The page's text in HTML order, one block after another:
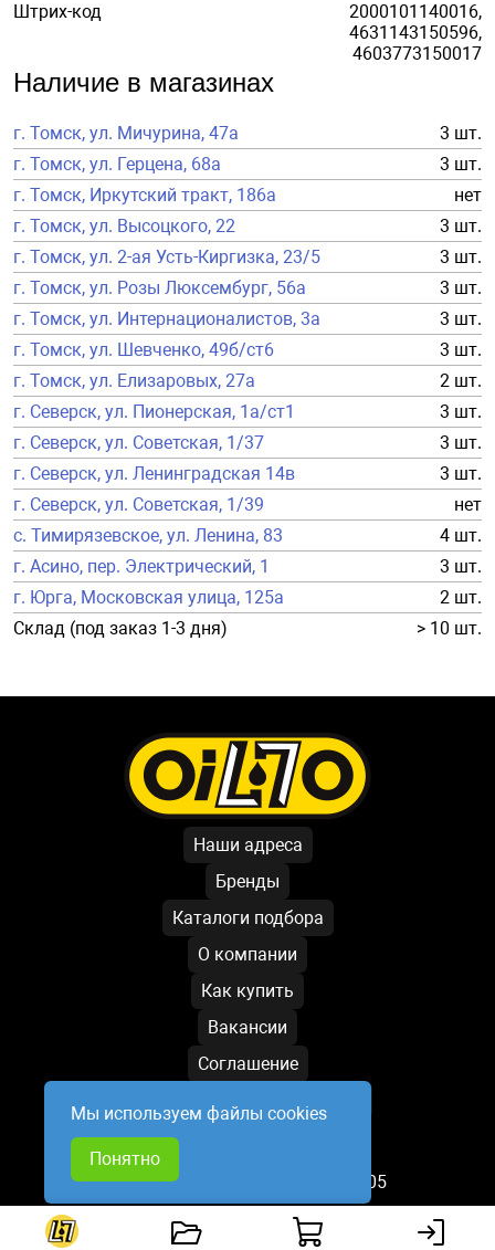
Штрих-код
2000101140016,
4631143150596,
4603773150017
Наличие в магазинах
г. Томск, ул. Мичурина, 47а
3 шт.
г. Томск, ул. Герцена, 68а
3 шт.
г. Томск, Иркутский тракт, 186а
нет
г. Томск, ул. Высоцкого, 22
3 шт.
г. Томск, ул. 2-ая Усть-Киргизка, 23/5
3 шт.
г. Томск, ул. Розы Люксембург, 56а
3 шт.
г. Томск, ул. Интернационалистов, 3а
3 шт.
г. Томск, ул. Шевченко, 49б/ст6
3 шт.
г. Томск, ул. Елизаровых, 27а
2 шт.
г. Северск, ул. Пионерская, 1а/ст1
3 шт.
г. Северск, ул. Советская, 1/37
3 шт.
г. Северск, ул. Ленинградская 14в
3 шт.
г. Северск, ул. Советская, 1/39
нет
с. Тимирязевское, ул. Ленина, 83
4 шт.
г. Асино, пер. Электрический, 1
3 шт.
г. Юрга, Московская улица, 125а
2 шт.
Склад (под заказ 1-3 дня)
> 10 шт.
Наши адреса
Бренды
Каталоги подбора
О компании
Как купить
Вакансии
Соглашение
Условия обработки данных
Написать директору
База обновлена: 07.08.2026 18:05
Мы используем файлы cookies
Понятно